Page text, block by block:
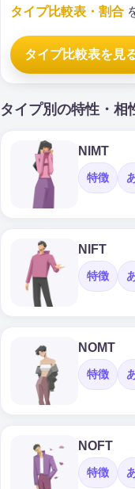
タイプ比較表・割合
タイプ比較表を見
タイプ別の特性・相
NIMT
特徴
NIFT
特徴
NOMT
特徴
NOFT
特徴